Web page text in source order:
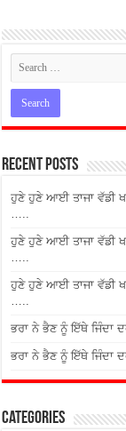
Recent Posts
ਹੁਣੇ ਹੁਣੇ ਆਈ ਤਾਜਾ ਵੱਡੀ
…..
ਹੁਣੇ ਹੁਣੇ ਆਈ ਤਾਜਾ ਵੱਡੀ
…..
ਹੁਣੇ ਹੁਣੇ ਆਈ ਤਾਜਾ ਵੱਡੀ
…..
ਭਰਾ ਨੇ ਭੈਣ ਨੂੰ ਇੱਥੇ ਜਿੰਦਾ
ਭਰਾ ਨੇ ਭੈਣ ਨੂੰ ਇੱਥੇ ਜਿੰਦਾ
Categories